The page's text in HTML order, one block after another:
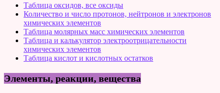
Таблица оксидов, все оксиды
Количество и число протонов, нейтронов и электронов
химических элементов
Таблица молярных масс химических элементов
Таблица и калькулятор электроотрицательности
химических элементов
Таблица кислот и кислотных остатков
Элементы, реакции, вещества